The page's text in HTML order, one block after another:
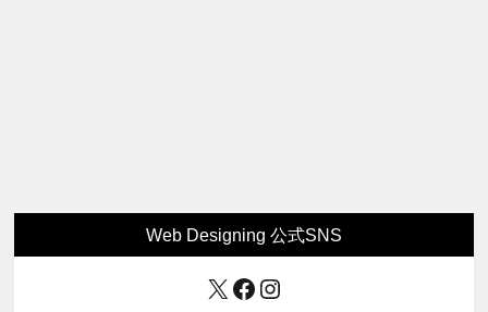
Web Designing 公式SNS
X Facebook
Instagram